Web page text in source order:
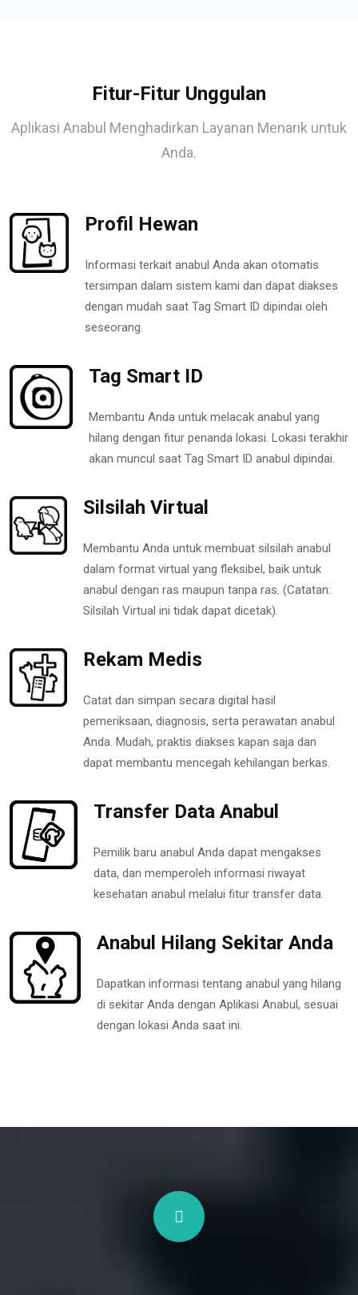
Fitur-Fitur Unggulan
Aplikasi Anabul Menghadirkan Layanan Menarik untuk
Anda.
Profil Hewan
Informasi terkait anabul Anda akan otomatis
tersimpan dalam sistem kami dan dapat diakses
dengan mudah saat Tag Smart ID dipindai oleh
seseorang.
Tag Smart ID
Membantu Anda untuk melacak anabul yang
hilang dengan fitur penanda lokasi. Lokasi terakhir
akan muncul saat Tag Smart ID anabul dipindai.
Silsilah Virtual
Membantu Anda untuk membuat silsilah anabul
dalam format virtual yang fleksibel, baik untuk
anabul dengan ras maupun tanpa ras. (Catatan:
Silsilah Virtual ini tidak dapat dicetak).
Rekam Medis
Catat dan simpan secara digital hasil
pemeriksaan, diagnosis, serta perawatan anabul
Anda. Mudah, praktis diakses kapan saja dan
dapat membantu mencegah kehilangan berkas.
Transfer Data Anabul
Pemilik baru anabul Anda dapat mengakses
data, dan memperoleh informasi riwayat
kesehatan anabul melalui fitur transfer data.
Anabul Hilang Sekitar Anda
Dapatkan informasi tentang anabul yang hilang
di sekitar Anda dengan Aplikasi Anabul, sesuai
dengan lokasi Anda saat ini.